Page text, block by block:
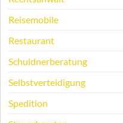
Reisemobile
Restaurant
Schuldnerberatung
Selbstverteidigung
Spedition